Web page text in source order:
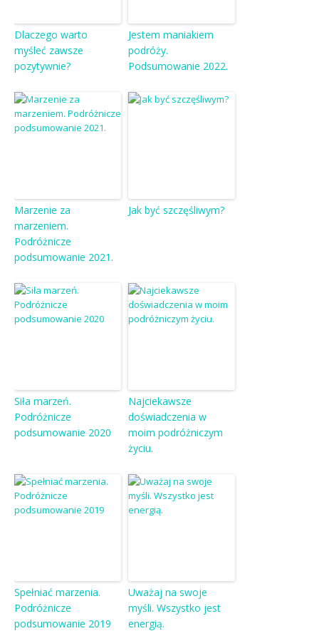
Dlaczego warto
myśleć zawsze
pozytywnie?
Jestem maniakiem
podróży.
Podsumowanie 2022.
Marzenie za
marzeniem.
Podróżnicze
podsumowanie 2021.
Jak być szczęśliwym?
Siła marzeń.
Podróżnicze
podsumowanie 2020
Najciekawsze
doświadczenia w
moim podróżniczym
życiu.
Spełniać marzenia.
Podróżnicze
podsumowanie 2019
Uważaj na swoje
myśli. Wszystko jest
energią.